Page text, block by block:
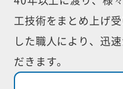
工技術をまとめ上げ
した職人により、迅
だきます。